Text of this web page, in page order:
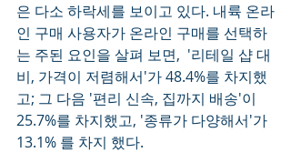
은 다소 하락세를 보이고 있다. 내륙 온라
인 구매 사용자가 온라인 구매를 선택하
는 주된 요인을 살펴 보면,  '리테일 샵 대
비, 가격이 저렴해서'가 48.4%를 차지했
고; 그 다음 '편리 신속, 집까지 배송'이
25.7%를 차지했고, '종류가 다양해서'가
13.1% 를 차지 했다.